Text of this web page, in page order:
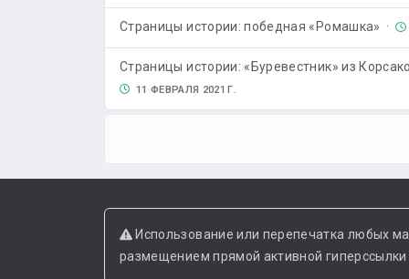
Страницы истории: победная «Ромашка» ·
Страницы истории: «Буревестник» из
11 ФЕВРАЛЯ 2021 Г.
Использование или перепечатка любых
размещением прямой активной гиперссылки